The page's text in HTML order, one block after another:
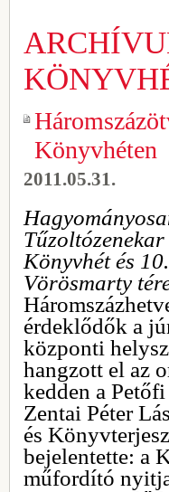
Könyvhéten
2011.05.31.
Könyvhét és
Vörösmarty
érdeklődők a
központi
hangzott el az
kedden a
Zentai Péter
és
bejelentette: a
műfordító